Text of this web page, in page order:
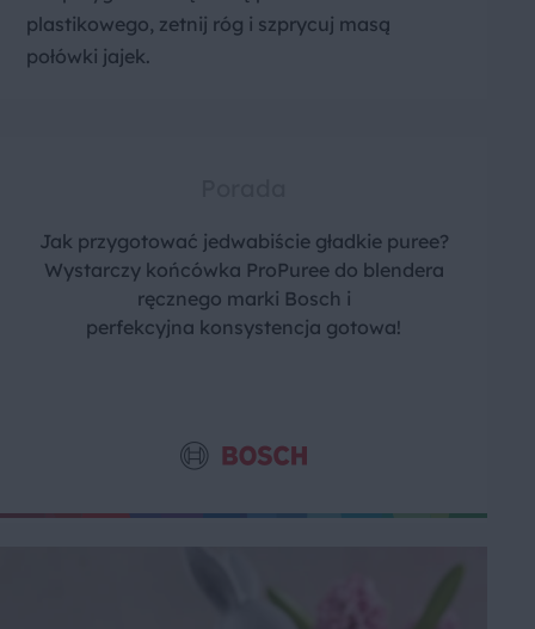
plastikowego, zetnij róg i szprycuj masą
połówki jajek.
Jak przygotować jedwabiście gładkie puree?
Wystarczy końcówka ProPuree do blendera
ręcznego marki Bosch i
perfekcyjna konsystencja gotowa!